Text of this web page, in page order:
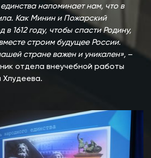
напоминает нам, что в
Как Минин и Пожарский
1612 году, чтобы спасти Родину,
строим будущее России.
стране важен и уникален», –
отдела внеучебной работы
Хлудеева.